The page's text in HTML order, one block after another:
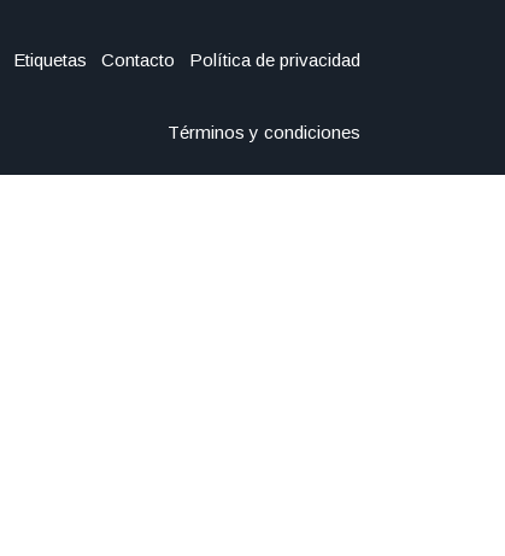
Etiquetas Contacto Política de privacidad
Términos y condiciones